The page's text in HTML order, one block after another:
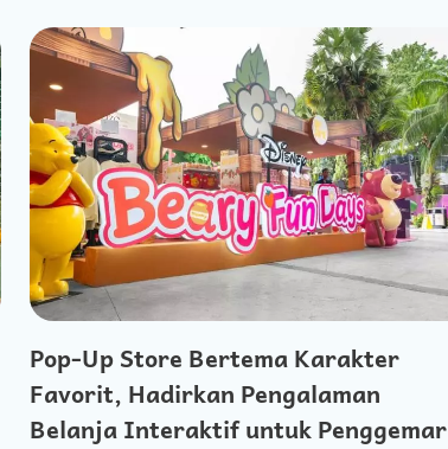
Pop-Up Store Bertema Karakter
Favorit, Hadirkan Pengalaman
Belanja Interaktif untuk Penggemar